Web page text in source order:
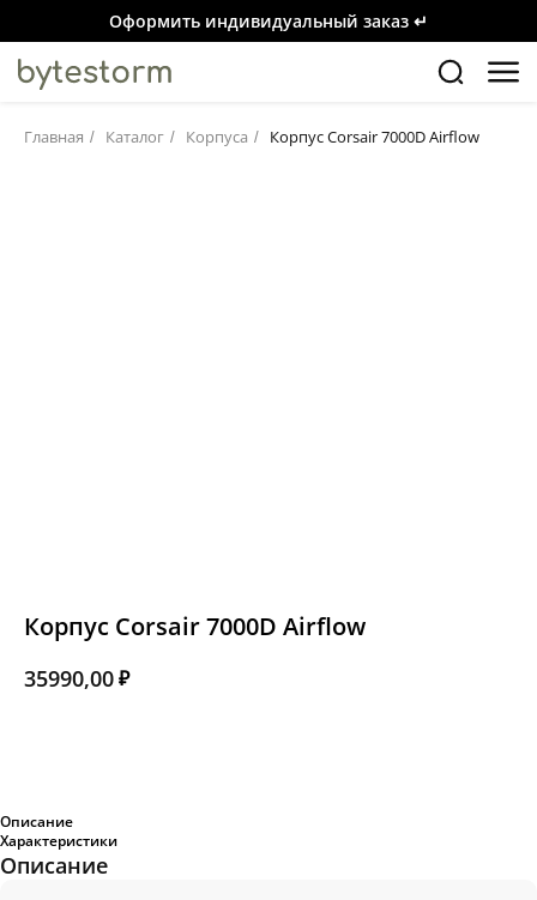
Оформить индивидуальный заказ ↵
Главная / Каталог / Корпуса / Корпус Corsair 7000D Airflow
Корпус Corsair 7000D Airflow
35990,00₽
Описание
Характеристики
Описание